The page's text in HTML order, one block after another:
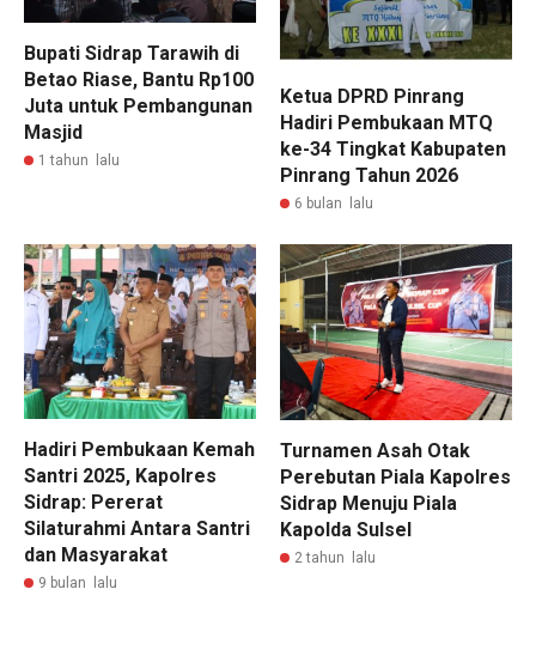
Bupati Sidrap Tarawih di
Betao Riase, Bantu Rp100
Juta untuk Pembangunan
Masjid
1 tahun lalu
Ketua DPRD Pinrang
Hadiri Pembukaan MTQ
ke-34 Tingkat Kabupaten
Pinrang Tahun 2026
6 bulan lalu
Hadiri Pembukaan Kemah
Santri 2025, Kapolres
Sidrap: Pererat
Silaturahmi Antara Santri
dan Masyarakat
9 bulan lalu
Turnamen Asah Otak
Perebutan Piala Kapolres
Sidrap Menuju Piala
Kapolda Sulsel
2 tahun lalu